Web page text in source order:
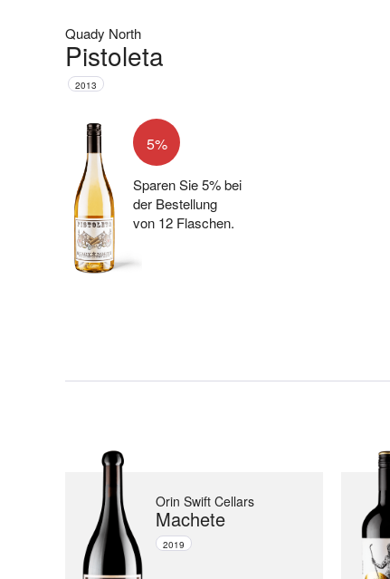
Quady North
Pistoleta
2013
5%
Sparen Sie 5% bei
der Bestellung
von 12 Flaschen.
Orin Swift Cellars
Machete
2019